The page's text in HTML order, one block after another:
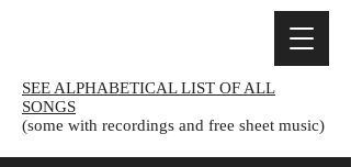
SEE ALPHABETICAL LIST OF ALL
SONGS
(some with recordings and free sheet music)